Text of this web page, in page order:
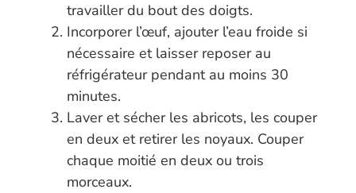
travailler du bout des doigts.
Incorporer l’œuf, ajouter l’eau froide si
nécessaire et laisser reposer au
réfrigérateur pendant au moins 30
minutes.
Laver et sécher les abricots, les couper
en deux et retirer les noyaux. Couper
chaque moitié en deux ou trois
morceaux.